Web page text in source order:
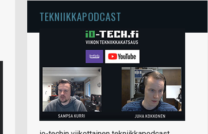
TEKNIIKKAPODCAST